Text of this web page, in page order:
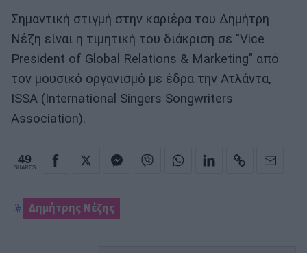
Σημαντική στιγμή στην καριέρα του Δημήτρη
Νέζη είναι η τιμητική του διάκριση σε "Vice
President of Global Relations & Marketing" από
τον μουσικό οργανισμό με έδρα την Ατλάντα,
ISSA (International Singers Songwriters
Association).
49
SHARES
Δημήτρης Νέζης